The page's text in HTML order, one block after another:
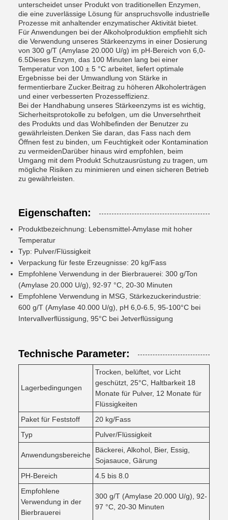
unterscheidet unser Produkt von traditionellen Enzymen,
die eine zuverlässige Lösung für anspruchsvolle industrielle
Prozesse mit anhaltender enzymatischer Aktivität bietet.
Für Anwendungen bei der Alkoholproduktion empfiehlt sich
die Verwendung unseres Stärkeenzyms in einer Dosierung
von 300 g/T (Amylase 20.000 U/g) im pH-Bereich von 6,0-
6.5Dieses Enzym, das 100 Minuten lang bei einer
Temperatur von 100 ± 5 °C arbeitet, liefert optimale
Ergebnisse bei der Umwandlung von Stärke in
fermentierbare Zucker.Beitrag zu höheren Alkoholerträgen
und einer verbesserten Prozesseffizienz.
Bei der Handhabung unseres Stärkeenzyms ist es wichtig,
Sicherheitsprotokolle zu befolgen, um die Unversehrtheit
des Produkts und das Wohlbefinden der Benutzer zu
gewährleisten.Denken Sie daran, das Fass nach dem
Öffnen fest zu binden, um Feuchtigkeit oder Kontamination
zu vermeidenDarüber hinaus wird empfohlen, beim
Umgang mit dem Produkt Schutzausrüstung zu tragen, um
mögliche Risiken zu minimieren und einen sicheren Betrieb
zu gewährleisten.
Eigenschaften:
Produktbezeichnung: Lebensmittel-Amylase mit hoher
Temperatur
Typ: Pulver/Flüssigkeit
Verpackung für feste Erzeugnisse: 20 kg/Fass
Empfohlene Verwendung in der Bierbrauerei: 300 g/Ton
(Amylase 20.000 U/g), 92-97 °C, 20-30 Minuten
Empfohlene Verwendung in MSG, Stärkezuckerindustrie:
600 g/T (Amylase 40.000 U/g), pH 6,0-6.5, 95-100°C bei
Intervallverflüssigung, 95°C bei Jetverflüssigung
Technische Parameter:
Lagerbedingungen
Trocken, belüftet, vor Licht
geschützt, 25°C, Haltbarkeit 18
Monate für Pulver, 12 Monate für
Flüssigkeiten
Paket für Feststoff
20 kg/Fass
Typ
Pulver/Flüssigkeit
Anwendungsbereiche
Bäckerei, Alkohol, Bier, Essig,
Sojasauce, Gärung
PH-Bereich
4.5 bis 8.0
Empfohlene
Verwendung in der
Bierbrauerei
300 g/T (Amylase 20.000 U/g), 92-
97 °C, 20-30 Minuten